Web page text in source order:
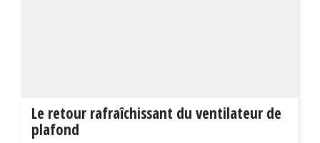
Le retour rafraîchissant du ventilateur de
plafond